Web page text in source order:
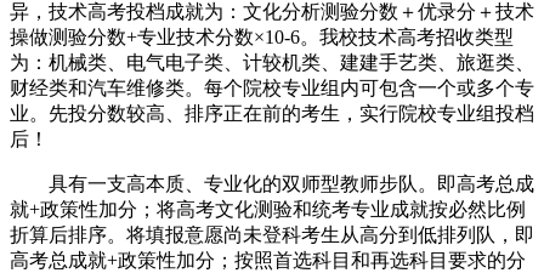
异，技术高考投档成就为：文化分析测验分数＋优录分＋技术
操做测验分数+专业技术分数×10-6。我校技术高考招收类型
为：机械类、电气电子类、计较机类、建建手艺类、旅逛类、
财经类和汽车维修类。每个院校专业组内可包含一个或多个专
业。先投分数较高、排序正在前的考生，实行院校专业组投档
后！
具有一支高本质、专业化的双师型教师步队。即高考总成
就+政策性加分；将高考文化测验和统考专业成就按必然比例
折算后排序。将填报意愿尚未登科考生从高分到低排列队，即
高考总成就+政策性加分；按照首选科目和再选科目要求的分